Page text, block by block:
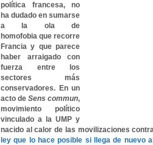
política francesa, no
ha dudado en sumarse
a la ola de
homofobia que recorre
Francia y que parece
haber arraigado con
fuerza entre los
sectores más
conservadores. En un
acto de Sens commun,
movimiento político
vinculado a la UMP y
nacido al calor de las movilizaciones
ley que lo hace posible si llega de nuevo